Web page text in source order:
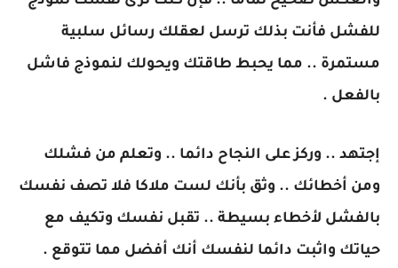
للفشل فأنت بذلك ترسل لعقلك رسائل سلبية
مستمرة .. مما يحبط طاقتك ويحولك لنموذج فاشل
بالفعل .
إجتهد .. وركز على النجاح دائما .. وتعلم من فشلك
ومن أخطائك .. وثق بأنك لست ملاكا فلا تصف نفسك
بالفشل لأخطاء بسيطة .. تقبل نفسك وتكيف مع
حياتك واثبت دائما لنفسك أنك أفضل مما تتوقع .